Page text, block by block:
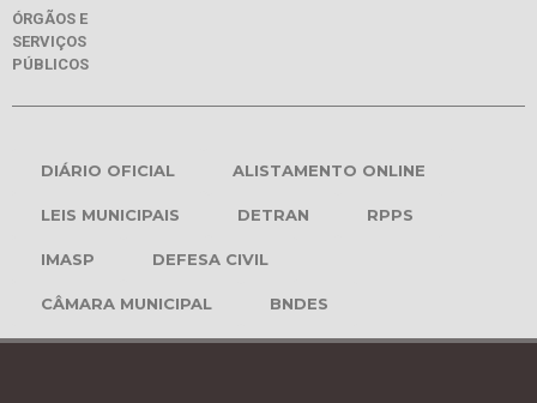
ÓRGÃOS E
SERVIÇOS
PÚBLICOS
DIÁRIO OFICIAL ALISTAMENTO ONLINE
LEIS MUNICIPAIS DETRAN RPPS
IMASP DEFESA CIVIL
CÂMARA MUNICIPAL BNDES